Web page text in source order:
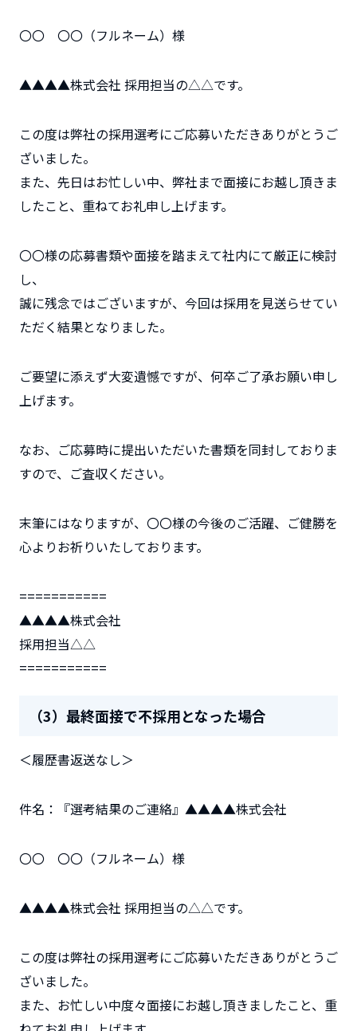
〇〇 〇〇（フルネーム）様
▲▲▲▲株式会社 採用担当の△△です。
この度は弊社の採用選考にご応募いただきありがとうご
ざいました。
また、先日はお忙しい中、弊社まで面接にお越し頂きま
したこと、重ねてお礼申し上げます。
〇〇様の応募書類や面接を踏まえて社内にて厳正に検討
し、
誠に残念ではございますが、今回は採用を見送らせてい
ただく結果となりました。
ご要望に添えず大変遺憾ですが、何卒ご了承お願い申し
上げます。
なお、ご応募時に提出いただいた書類を同封しておりま
すので、ご査収ください。
末筆にはなりますが、〇〇様の今後のご活躍、ご健勝を
心よりお祈りいたしております。
===========
▲▲▲▲株式会社
採用担当△△
===========
（3）最終面接で不採用となった場合
＜履歴書返送なし＞
件名：『選考結果のご連絡』▲▲▲▲株式会社
〇〇 〇〇（フルネーム）様
▲▲▲▲株式会社 採用担当の△△です。
この度は弊社の採用選考にご応募いただきありがとうご
ざいました。
また、お忙しい中度々面接にお越し頂きましたこと、重